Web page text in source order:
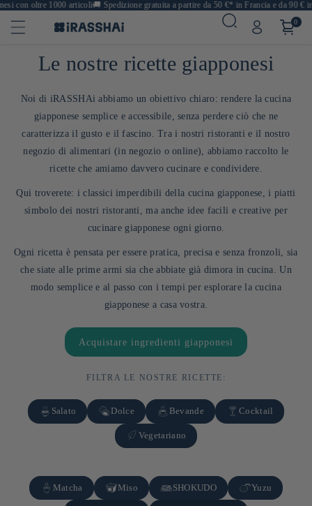
oltre 1000 articoli🚚Spedizione gratuita a partire da 50 €* in Francia e da 90 € in
0
Le nostre ricette giapponesi
Noi di iRASSHAi abbiamo un obiettivo chiaro: rendere la cucina
giapponese semplice e accessibile, senza perdere ciò che ne
caratterizza il gusto e il fascino. Tra i nostri ristoranti e il nostro
negozio di alimentari (in negozio o online), abbiamo raccolto le
ricette che amiamo davvero cucinare e condividere.
Qui troverete: i classici imperdibili della cucina giapponese, i piatti
simbolo dei nostri ristoranti, ma anche idee facili e creative per
cucinare giapponese ogni giorno.
Ogni ricetta è pensata per essere pratica, precisa e senza fronzoli, sia
che siate alle prime armi sia che abbiate già dimora in cucina. Un
modo semplice e al passo con i tempi per esplorare la cucina
giapponese a casa vostra.
Acquistare ingredienti giapponesi
FILTRA LE NOSTRE RICETTE:
Salato Dolce Bevande Cocktail
Vegetariano
Matcha Miso SHOKUDO Yuzu